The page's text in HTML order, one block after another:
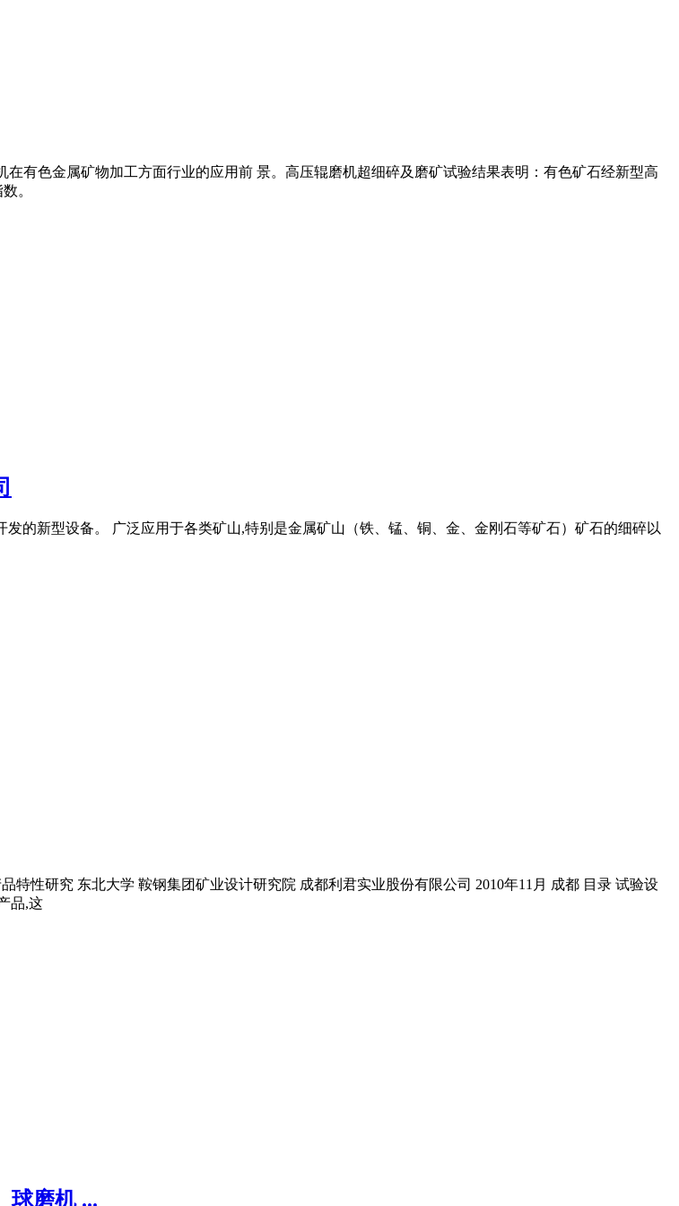
有色金属矿物加工方面行业的应用前 景。高压辊磨机超细碎及磨矿试验结果表明：有色矿石经新型高
。
的新型设备。 广泛应用于各类矿山,特别是金属矿山（铁、锰、铜、金、金刚石等矿石）矿石的细碎以
特性研究 东北大学 鞍钢集团矿业设计研究院 成都利君实业股份有限公司 2010年11月 成都 目录 试验设
品,这
球磨机 ...